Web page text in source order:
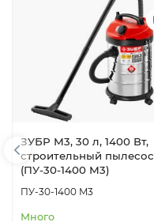
ЗУБР М3, 30 л, 1400 Вт,
строительный пылесос
(ПУ-30-1400 М3)
ПУ-30-1400 М3
Много